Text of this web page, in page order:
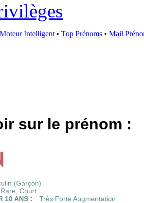
Moteur Intelligent • Top Prénoms • Mail
sur le prénom :
(Garçon)
Rare Court
10 ANS :
Très Forte Augmentation